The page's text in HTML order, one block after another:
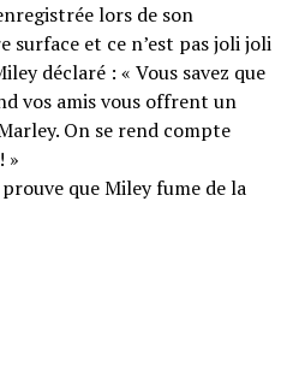
lors de son
surface et ce n’est pas joli joli
déclaré : « Vous savez que
vos amis vous offrent un
On se rend compte
»
que Miley fume de la